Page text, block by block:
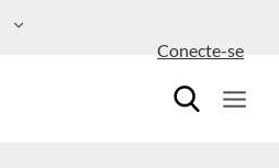
MENU
Conecte-se